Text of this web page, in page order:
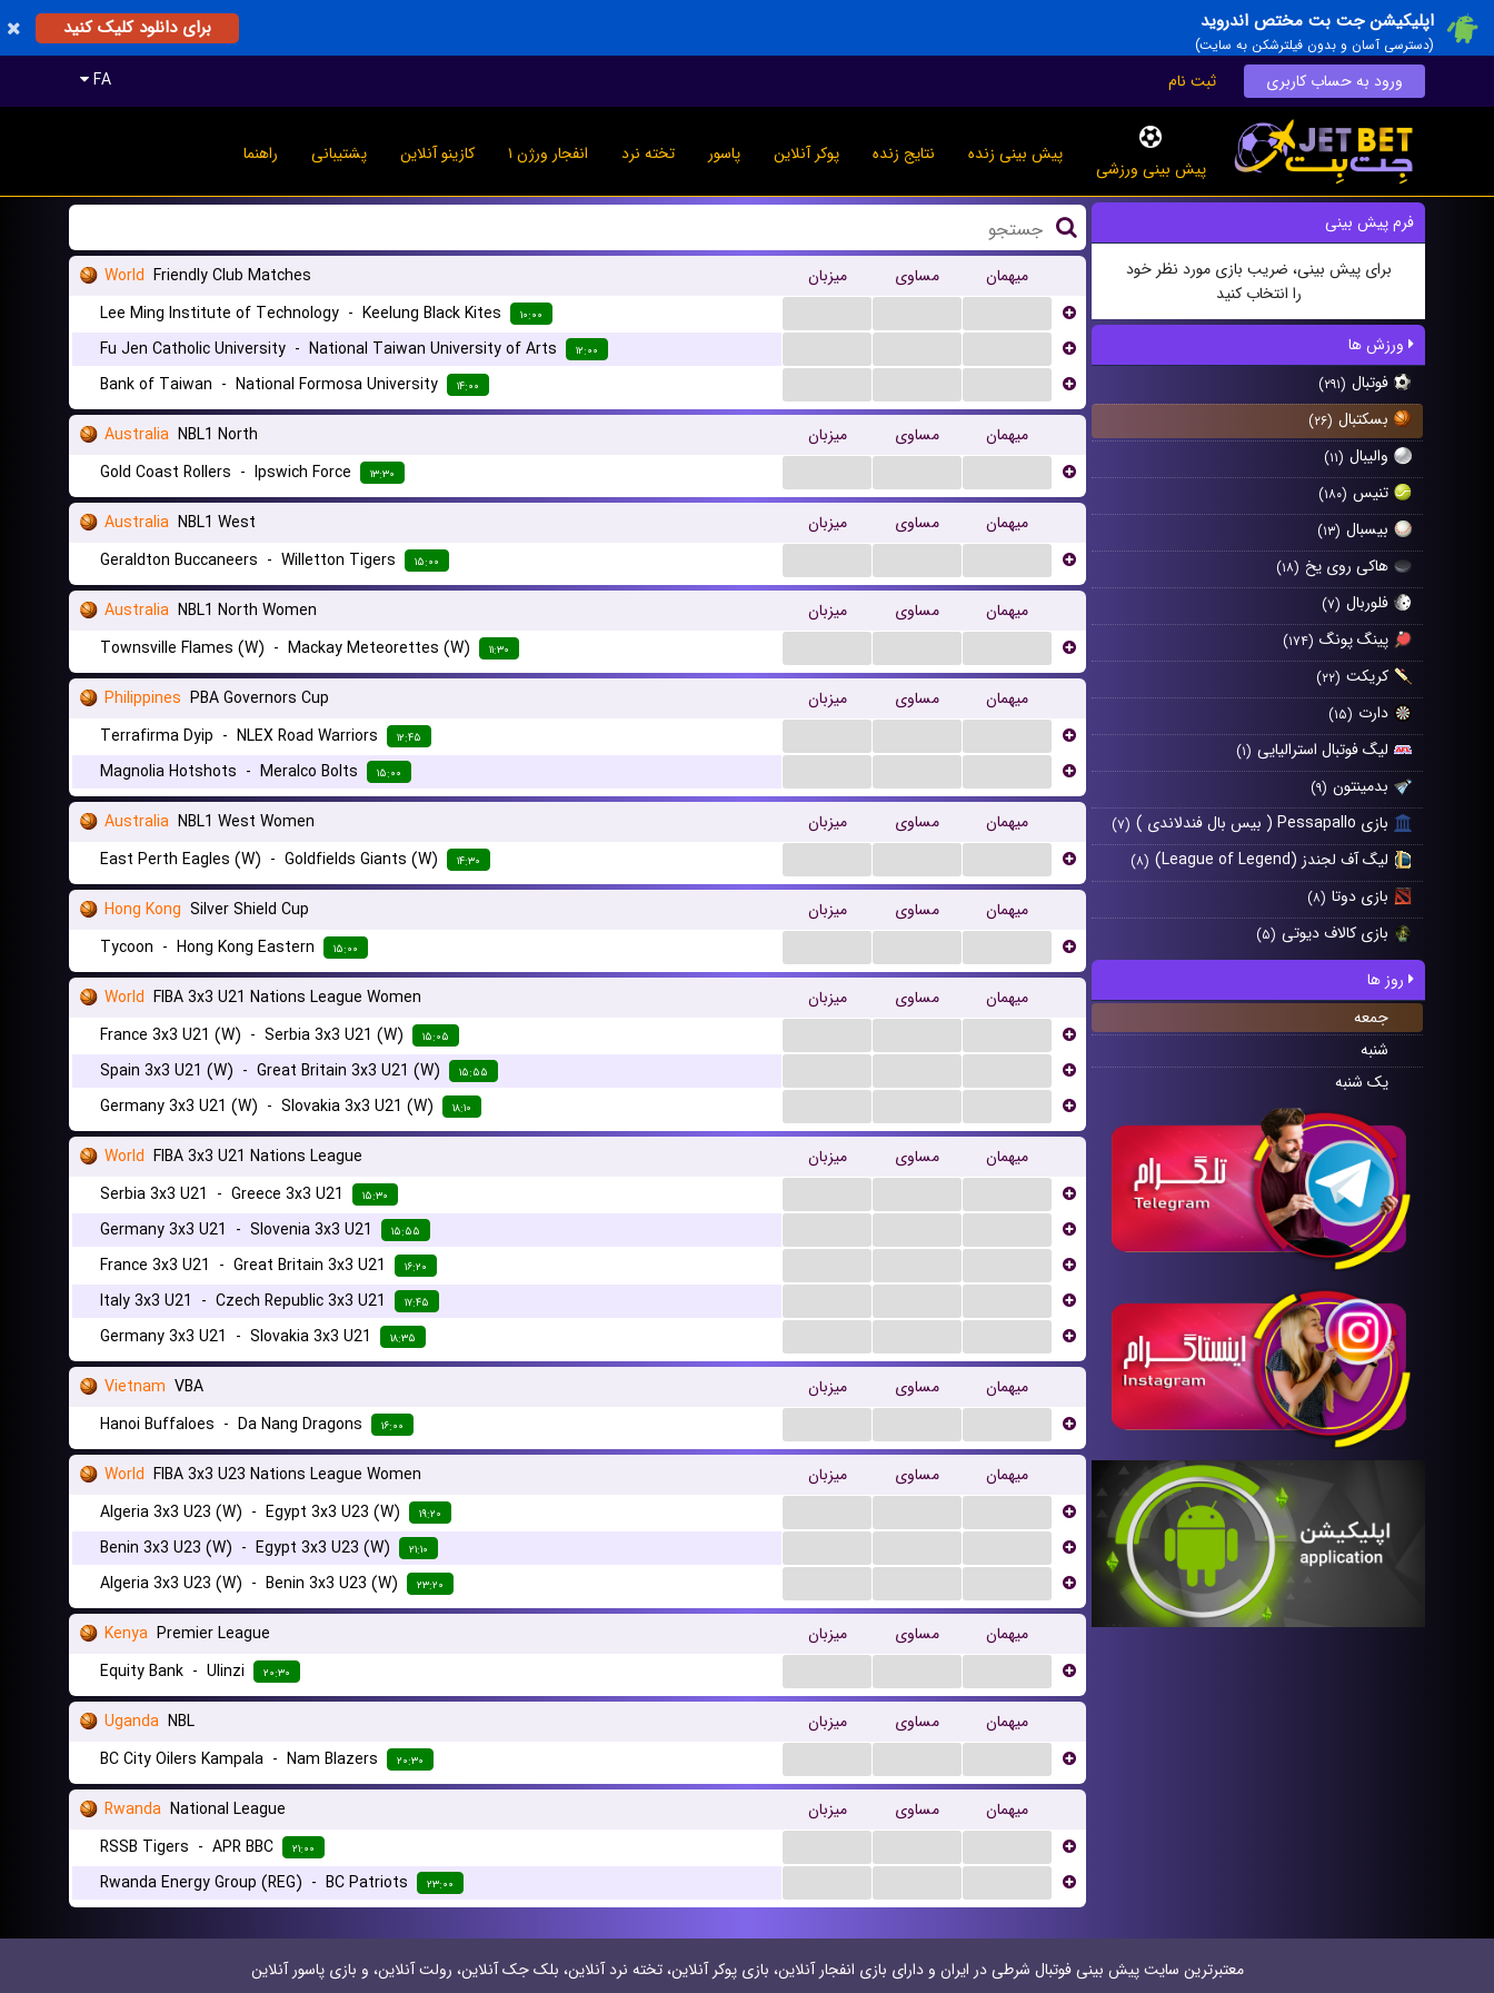
اپلیکیشن جت بت مختص اندروید
(دسترسی آسان و بدون فیلترشکن به سایت)
برای دانلود کلیک کنید
FA ورود به حساب کاربری ثبت نام
پیش بینی ورزشی
پیش بینی زنده نتایج زنده پوکر آنلاین پاسور تخته نرد انفجار ورژن ۱ کازینو آنلاین پشتیبانی راهنما
فرم پیش بینی
برای پیش بینی، ضریب بازی مورد نظر خود
را انتخاب کنید
ورزش ها
فوتبال (۲۹۱)
بسکتبال (۲۶)
والیبال (۱۱)
تنیس (۱۸۰)
بیسبال (۱۳)
هاکی روی یخ (۱۸)
فلوربال (۷)
پینگ پونگ (۱۷۴)
کریکت (۲۲)
دارت (۱۵)
لیگ فوتبال استرالیایی (۱)
بدمینتون (۹)
بازی Pessapallo ( بیس بال فندلاندی ) (۷)
لیگ آف لجندز (League of Legend) (۸)
بازی دوتا (۸)
بازی کالاف دیوتی (۵)
روز ها
جمعه
شنبه
یک شنبه
World Friendly Club Matches میزبان مساوی
میهمان
Lee Ming Institute of Technology - Keelung Black Kites ۱۰:۰۰
Fu Jen Catholic University - National Taiwan University of Arts ۱۲:۰۰
Bank of Taiwan - National Formosa University ۱۴:۰۰
Australia NBL1 North میزبان مساوی
میهمان
Gold Coast Rollers - Ipswich Force ۱۳:۳۰
Australia NBL1 West میزبان مساوی
میهمان
Geraldton Buccaneers - Willetton Tigers ۱۵:۰۰
Australia NBL1 North Women میزبان مساوی
میهمان
Townsville Flames (W) - Mackay Meteorettes (W) ۱۱:۳۰
Philippines PBA Governors Cup میزبان مساوی
میهمان
Terrafirma Dyip - NLEX Road Warriors ۱۲:۴۵
Magnolia Hotshots - Meralco Bolts ۱۵:۰۰
Australia NBL1 West Women میزبان مساوی
میهمان
East Perth Eagles (W) - Goldfields Giants (W) ۱۴:۳۰
Hong Kong Silver Shield Cup میزبان مساوی
میهمان
Tycoon - Hong Kong Eastern ۱۵:۰۰
World FIBA 3x3 U21 Nations League Women میزبان مساوی
میهمان
France 3x3 U21 (W) - Serbia 3x3 U21 (W) ۱۵:۰۵
Spain 3x3 U21 (W) - Great Britain 3x3 U21 (W) ۱۵:۵۵
Germany 3x3 U21 (W) - Slovakia 3x3 U21 (W) ۱۸:۱۰
World FIBA 3x3 U21 Nations League میزبان مساوی
میهمان
Serbia 3x3 U21 - Greece 3x3 U21 ۱۵:۳۰
Germany 3x3 U21 - Slovenia 3x3 U21 ۱۵:۵۵
France 3x3 U21 - Great Britain 3x3 U21 ۱۶:۲۰
Italy 3x3 U21 - Czech Republic 3x3 U21 ۱۷:۴۵
Germany 3x3 U21 - Slovakia 3x3 U21 ۱۸:۳۵
Vietnam VBA میزبان مساوی
میهمان
Hanoi Buffaloes - Da Nang Dragons ۱۶:۰۰
World FIBA 3x3 U23 Nations League Women میزبان مساوی
میهمان
Algeria 3x3 U23 (W) - Egypt 3x3 U23 (W) ۱۹:۲۰
Benin 3x3 U23 (W) - Egypt 3x3 U23 (W) ۲۱:۱۰
Algeria 3x3 U23 (W) - Benin 3x3 U23 (W) ۲۳:۲۰
Kenya Premier League میزبان مساوی
میهمان
Equity Bank - Ulinzi ۲۰:۳۰
Uganda NBL میزبان مساوی
میهمان
BC City Oilers Kampala - Nam Blazers ۲۰:۳۰
Rwanda National League میزبان مساوی
میهمان
RSSB Tigers - APR BBC ۲۱:۰۰
Rwanda Energy Group (REG) - BC Patriots ۲۳:۰۰
معتبر‌ترین سایت پیش بینی‌ فوتبال شرطی در ایران و دارای بازی انفجار آنلاین، بازی پوکر آنلاین، تخته نرد آنلاین، بلک جک آنلاین، رولت آنلاین، و بازی پاسور آنلاین